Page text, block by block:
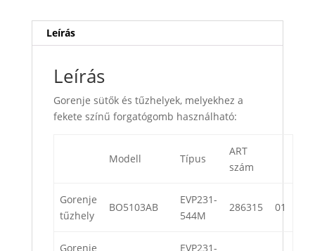
Leírás
Leírás
Gorenje sütők és tűzhelyek, melyekhez a
fekete színű forgatógomb használható:
Modell Típus
ART
szám
Gorenje
tűzhely
BO5103AB
EVP231-
544M
286315 01
Gorenje
EVP231-